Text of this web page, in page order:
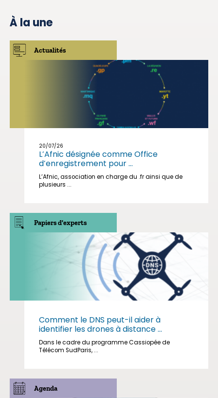
À la une
Actualités
20/07/26
L’Afnic désignée comme Office
d’enregistrement pour ...
L’Afnic, association en charge du .fr ainsi que de
plusieurs ...
Papiers d'experts
Comment le DNS peut-il aider à
identifier les drones à distance ...
Dans le cadre du programme Cassiopée de
Télécom SudParis, ...
Agenda